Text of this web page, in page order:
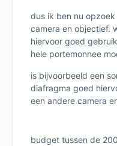
dus ik ben nu
camera en objectief.
hiervoor goed
hele portemonnee
is bijvoorbeeld een
diafragma goed
een andere camera
budget tussen de